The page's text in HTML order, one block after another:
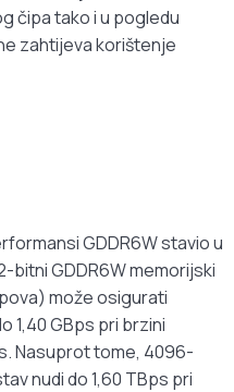
čipa tako i u pogledu
zahtijeva korištenje
GDDR6W stavio u
bitni GDDR6W memorijski
može osigurati
1,40 GBps pri brzini
Nasuprot tome, 4096-
nudi do 1,60 TBps pri